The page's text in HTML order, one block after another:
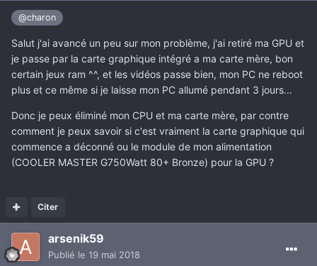
@charon
Salut j'ai avancé un peu sur mon problème, j'ai retiré ma GPU et
je passe par la carte graphique intégré a ma carte mère, bon
certain jeux ram ^^, et les vidéos passe bien, mon PC ne reboot
plus et ce même si je laisse mon PC allumé pendant 3 jours...
Donc je peux éliminé mon CPU et ma carte mère, par contre
comment je peux savoir si c'est vraiment la carte graphique qui
commence a déconné ou le module de mon alimentation
(COOLER MASTER G750Watt 80+ Bronze) pour la GPU ?
Citer
arsenik59
Publié le 19 mai 2018